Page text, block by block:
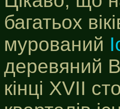
багатьох
мурований
деревяний
кінці XVII